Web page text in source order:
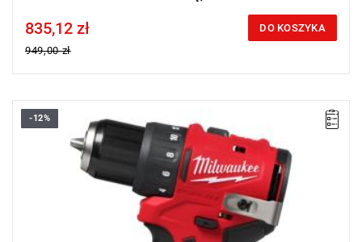
Price tax included
835,12 zł
949,00 zł
DO KOSZYKA
Kup produkt objęty promocją MILWAUKEE® Redemption Classic,
zarejestruj fakturę i odbierz dodatkowy akumulator za 2 zł.
Promocja wyłącznie dla podmiotów posiadających NIP.
Sprawdź szczegóły promocji .
-12%